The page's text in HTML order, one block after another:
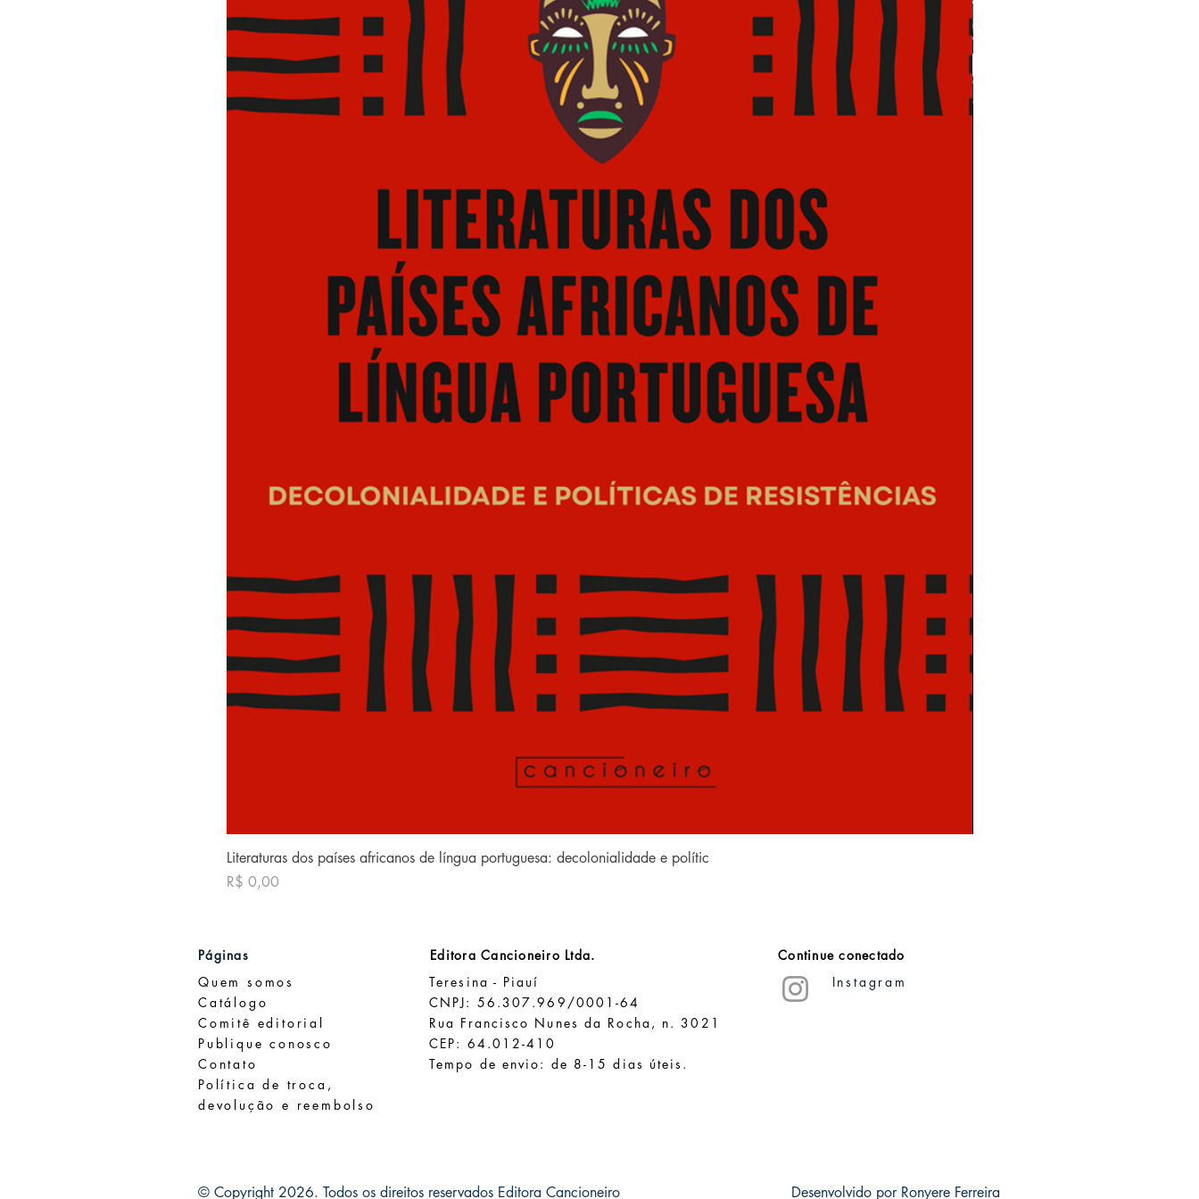
Visualização rápida
Literaturas dos países africanos de língua portuguesa: decolonialidade e polític
Preço
R$ 0,00
Páginas
Editora Cancioneiro Ltda.
Quem somos
Catálogo
Comitê editorial
Publique conosco
Contato
Política de troca,
devolução e reembolso
Teresina - Piauí
CNPJ: 56.307.969/0001-64
Rua Francisco Nunes da Rocha, n. 3021
CEP: 64.012-410
Tempo de envio: de 8-15 dias úteis.
Continue conectado
Instagram
© Copyright 2026. Todos os direitos reservados Editora Cancioneiro Desenvolvido por Ronyere Ferreira